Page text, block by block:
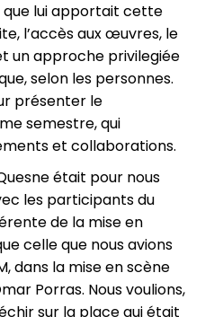
lui apportait cette
l’accès aux œuvres, le
un approche privilegiée
selon les personnes.
présenter le
semestre, qui
et collaborations.
était pour nous
les participants du
de la mise en
celle que nous avions
dans la mise en scène
Porras. Nous voulions,
sur la place qui était